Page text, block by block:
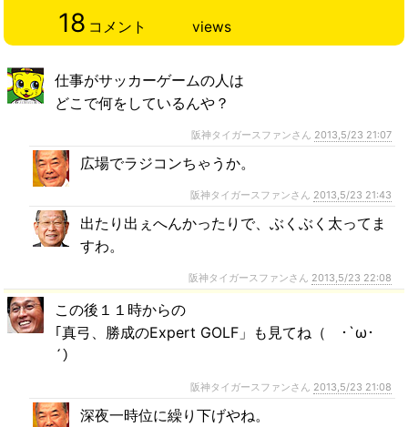
18 コメント views
仕事がサッカーゲームの人は
どこで何をしているんや？
阪神タイガースファンさん 2013,5/23 21:07
広場でラジコンちゃうか。
阪神タイガースファンさん 2013,5/23 21:43
出たり出ぇへんかったりで、ぶくぶく太ってま
すわ。
阪神タイガースファンさん 2013,5/23 22:08
この後１１時からの
｢真弓、勝成のExpert GOLF」も見てね（ ･`ω･
´）
阪神タイガースファンさん 2013,5/23 21:08
深夜一時位に繰り下げやね。